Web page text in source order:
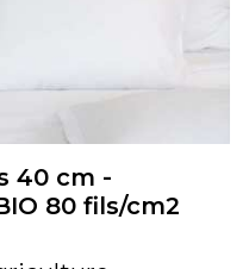
40 cm -
80 fils/cm2